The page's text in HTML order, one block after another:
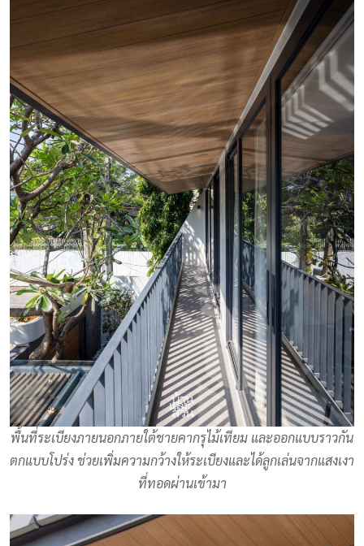
พื้นที่ระเบียงภายนอกภายใต้ชายคากรุไม้เทียม และออกแบบราวกัน
ตกแบบโปร่ง ช่วยเพิ่มความกว้างให้ระเบียงและได้ลูกเล่นจากแสงเงา
ที่ทอดผ่านเข้ามา